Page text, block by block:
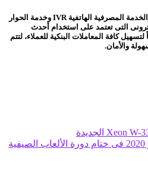
المصرفية الهاتفية IVR وخدمة الحوار
التى تعتمد على استخدام أحدث
لتسهيل كافة المعاملات البنكية للعملاء، لتتم
والأمان.